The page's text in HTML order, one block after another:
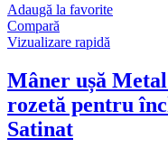
Adaugă la favorite
Compară
Vizualizare rapidă
Mâner ușă
rozetă pentru
Satinat